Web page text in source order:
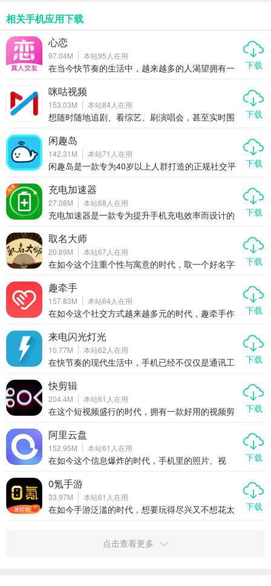
相关手机应用下载
心恋
97.04M 本站95 人在用
在当今快节奏的生活中，越来越多的人渴望拥有一
个对的人。心恋作为一款专注于打造真实、安全、
有趣交友体验的社交APP，正逐渐成为单身人群心
中的“恋爱加速器”。它不仅提供视频、语音、文字等
多种互动方式，还通过真人认证、智能匹配、动态
分享等功能，让缘分更自然地发生。今天我们就来
聊聊，为什么心恋能成为你脱单路上的贴心助手。
下载
咪咕视频
153.03M 本站84 人在用
想随时随地追剧、看综艺、刷演唱会，甚至实时围
绝对是你的手机里不能少的一款全能型视频APP。
它不只是一个简单的播放器，更像是一个集影视、
体育、综艺、直播于一体的移动娱乐中心。无论你
是剧迷、球迷，还是爱追星的粉丝党，咪咕视频都
能满足你对“好看”的所有想象。今天我们就来好好聊
聊，为什么这款APP能成为越来越多人的追剧看赛
首选。
下载
闲趣岛
142.31M 本站71 人在用
闲趣岛是一款专为40岁以上人群打造的正规社交平
的交友环境。无论你是想找志同道合的朋友一起线
下聚会，还是单身想寻找另一半，亦或是只是想找
人聊聊天、唱唱歌、打发时间，闲趣岛都能满足你
的需求。在这里，你可以加入同城群、兴趣群，结
识真实可靠的同龄人，开启属于你的精彩社交生
活。
下载
充电加速器
27.08M 本站68 人在用
充电加速器是一款专为提升手机充电效率而设计的
过优化手机的充电流程，这款应用让用户的手机在
短时间内恢复更多电量，无论是外出办事、观看视
频、聊天还是约会，都能有效缓解因电量不足带来
的焦虑感。作为一款高效实用的工具类应用，充电
加速器不仅操作简单，而且兼容性强，适用于多种
机型。
下载
取名大师
20.89M 本站67人在用
在如今这个注重个性与寓意的时代，取一个好名字
名、公司命名，还是网名、游戏角色取名，一个好
的名字不仅能带来好运，还能体现个人品味。取名
大师作为一款专业的起名工具类APP，结合了命理
学、五行学、三才五格等传统理论，帮助用户精准
匹配最适合的名字。本文将带你全面了解这款APP
的功能、优势以及使用体验，告诉你为什么它值得
你下载。
下载
趣牵手
157.83M 本站64 人在用
在如今这个社交方式越来越多元的时代，趣牵手作
其真实用户认证、快速匹配机制和丰富多样的互动
玩法，迅速赢得了广大年轻用户的青睐。无论你是
想找朋友聊天解闷，还是渴望遇见那个对的人，趣
牵手都能为你牵线搭桥，开启一段有趣又真实的社
交旅程。
下载
来电闪光灯光
10.77M 本站62 人在用
在快节奏的现代生活中，手机已经不仅仅是通讯工
望它太过喧嚣。来电闪光灯光就是这样一款贴心的
轻量级应用，它能在来电或收到短信时自动触发闪
光灯提醒，既安静又醒目，让你不错过任何重要信
息，又不打扰他人。今天我们就来聊聊这款“来电闪
光灯光”到底有多实用，为什么值得你下载。
下载
快剪辑
204.4M 本站61 人在用
在这个短视频盛行的时代，拥有一款好用的视频剪
的全能视频剪辑工具，凭借其强大的功能和简单易
用的操作，迅速赢得了抖音、快手、小红书、B站等
平台用户的青睐。无论是AI写真、AI抠图还是AI擦
除等功能，都能让你轻松创作出专业级别的视频作
品。
下载
阿里云盘
152.95M 本站61 人在用
在如今这个信息爆炸的时代，手机里的照片、视
为阿里巴巴集团推出的云存储工具，凭借高速传
输、安全稳定、无广告干扰等优势，迅速成为用户
心中的首选网盘应用。本文将从多个角度为你详细
介绍阿里云盘的强大功能和使用体验，让你轻松告
别手机存储焦虑。
下载
0氪手游
33.97M 本站61 人在用
在如今手游泛滥的时代，想要玩得尽兴又不想花太
戏，还通过内置折扣、代金券、礼包和BT福利等方
式，让你真正实现“0氪金”也能畅玩各类手游。这篇
下载
点击查看更多